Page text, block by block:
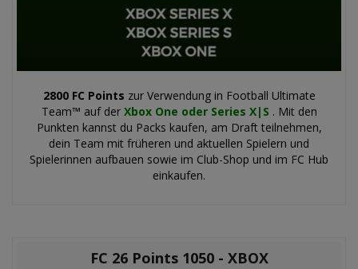
2800 FC Points zur Verwendung in Football Ultimate
Team™ auf der Xbox One oder Series X|S . Mit den
Punkten kannst du Packs kaufen, am Draft teilnehmen,
dein Team mit früheren und aktuellen Spielern und
Spielerinnen aufbauen sowie im Club-Shop und im FC Hub
einkaufen.
FC 26 Points 1050 - XBOX